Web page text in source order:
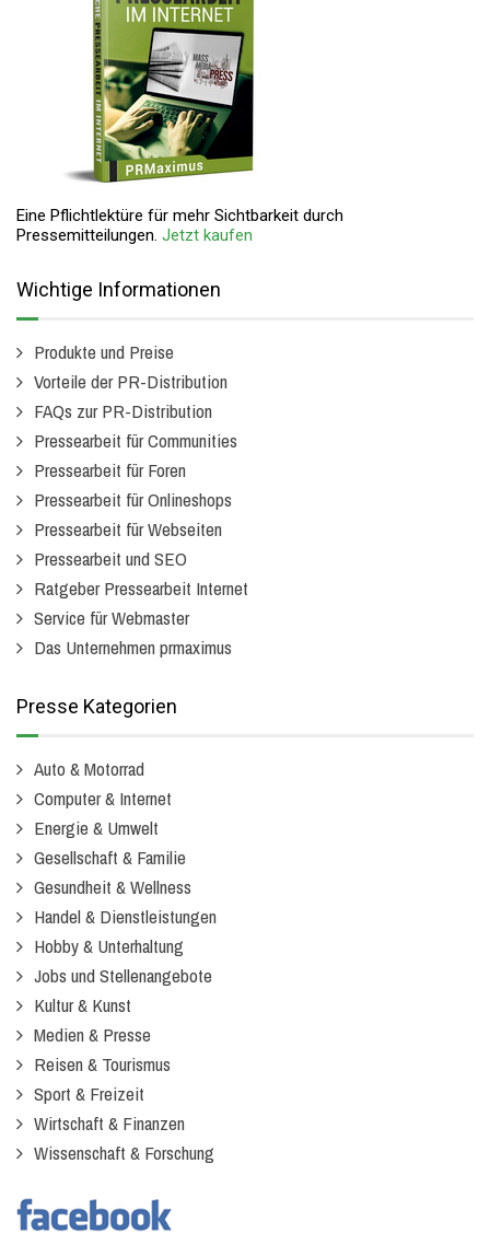
Eine Pflichtlektüre für mehr Sichtbarkeit durch
Pressemitteilungen. Jetzt kaufen
Wichtige Informationen
Produkte und Preise
Vorteile der PR-Distribution
FAQs zur PR-Distribution
Pressearbeit für Communities
Pressearbeit für Foren
Pressearbeit für Onlineshops
Pressearbeit für Webseiten
Pressearbeit und SEO
Ratgeber Pressearbeit Internet
Service für Webmaster
Das Unternehmen prmaximus
Presse Kategorien
Auto & Motorrad
Computer & Internet
Energie & Umwelt
Gesellschaft & Familie
Gesundheit & Wellness
Handel & Dienstleistungen
Hobby & Unterhaltung
Jobs und Stellenangebote
Kultur & Kunst
Medien & Presse
Reisen & Tourismus
Sport & Freizeit
Wirtschaft & Finanzen
Wissenschaft & Forschung